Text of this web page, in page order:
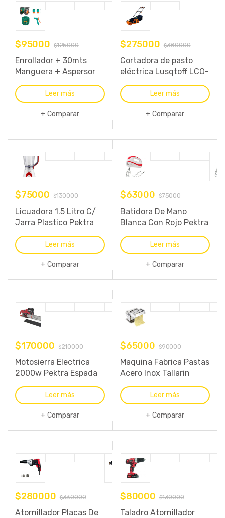
$95000 $125000
Enrollador + 30mts
Manguera + Aspersor
Riego Tramontina
Leer más
Comparar
$275000 $380000
Cortadora de pasto
eléctrica Lusqtoff LCO-
1640B con bolsa
recolectora 1600W
230V – 240V
Leer más
Comparar
$75000 $130000
Licuadora 1.5 Litro C/
Jarra Plastico Pektra
500 W
Leer más
Comparar
$63000 $75000
Batidora De Mano
Blanca Con Rojo Pektra
Chef 220v 300w
Leer más
Comparar
$170000 $210000
Motosierra Electrica
2000w Pektra Espada
40cm Electrosierra
Leer más
Comparar
$65000 $90000
Maquina Fabrica Pastas
Acero Inox Tallarin
Cinta Fideos Masa
Leer más
Comparar
$280000 $330000
Atornillador Placas De
$80000 $130000
Taladro Atornillador